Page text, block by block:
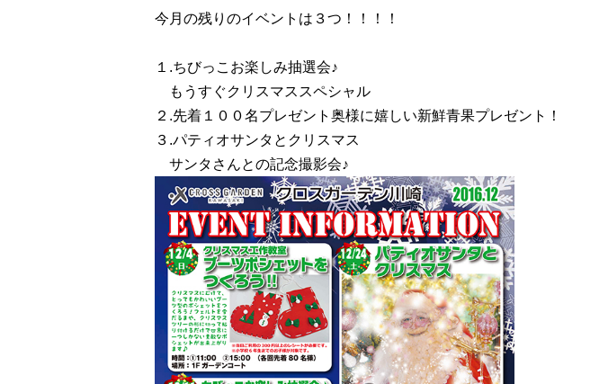
今月の残りのイベントは３つ！！！！
１.ちびっこお楽しみ抽選会♪
もうすぐクリスマススペシャル
２.先着１００名プレゼント奥様に嬉しい新鮮青果プレゼント！
３.パティオサンタとクリスマス
サンタさんとの記念撮影会♪